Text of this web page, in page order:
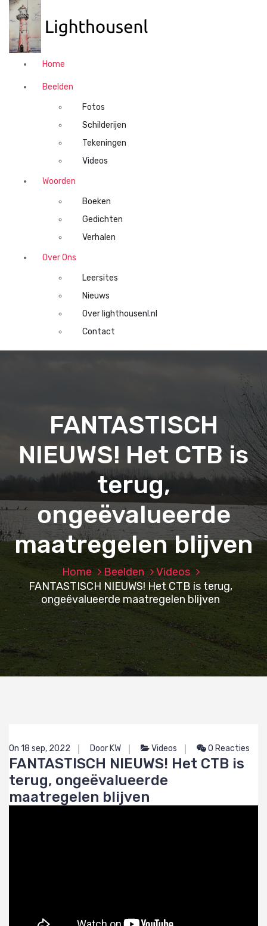
Home
Beelden
Fotos
Schilderijen
Tekeningen
Videos
Woorden
Boeken
Gedichten
Verhalen
Over Ons
Leersites
Nieuws
Over lighthousenl.nl
Contact
FANTASTISCH
NIEUWS! Het CTB is
terug,
ongeëvalueerde
maatregelen blijven
Home Beelden
Videos
FANTASTISCH NIEUWS! Het CTB is terug,
ongeëvalueerde maatregelen blijven
On 18 sep, 2022 Door KW Videos 0 Reacties
FANTASTISCH NIEUWS! Het CTB is
terug, ongeëvalueerde
maatregelen blijven